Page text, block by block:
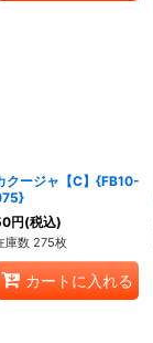
クージャ【C】{FB10-
円(税込)
庫数 275枚
カートに入れる